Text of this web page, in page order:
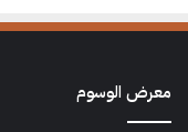
معرض الوسوم